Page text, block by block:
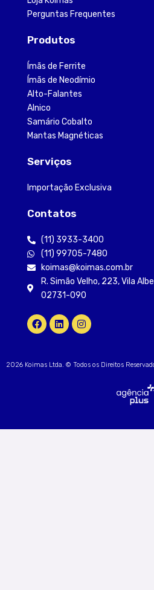
Perguntas Frequentes
Produtos
Ímãs de Ferrite
Ímãs de Neodímio
Alto-Falantes
Alnico
Samário Cobalto
Mantas Magnéticas
Serviços
Importação Exclusiva
Contatos
(11) 3933-3400
(11) 99705-7480
koimas@koimas.com.br
R. Simão Velho, 223, Vila
02731-090
2026 Koimas Ltda. © Todos os Direitos